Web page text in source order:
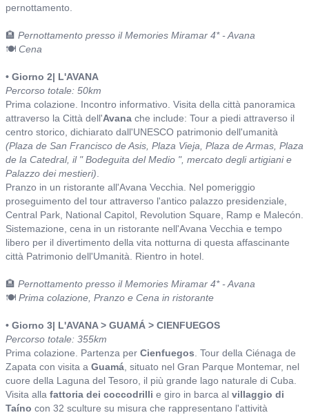
pernottamento.
🏨 Pernottamento presso il Memories Miramar 4* - Avana
🍽️ Cena
• Giorno 2| L'AVANA
Percorso totale: 50km
Prima colazione. Incontro informativo. Visita della città panoramica
attraverso la Città dell'Avana che include: Tour a piedi attraverso il
centro storico, dichiarato dall'UNESCO patrimonio dell'umanità
(Plaza de San Francisco de Asis, Plaza Vieja, Plaza de Armas, Plaza
de la Catedral, il " Bodeguita del Medio ", mercato degli artigiani e
Palazzo dei mestieri)
Pranzo in un ristorante all'Avana Vecchia. Nel pomeriggio
proseguimento del tour attraverso l'antico palazzo presidenziale,
Central Park, National Capitol, Revolution Square, Ramp e Malecón.
Sistemazione, cena in un ristorante nell'Avana Vecchia e tempo
libero per il divertimento della vita notturna di questa affascinante
città Patrimonio dell'Umanità. Rientro in hotel.
🏨 Pernottamento presso il Memories Miramar 4* - Avana
🍽️ Prima colazione, Pranzo e Cena in ristorante
• Giorno 3| L'AVANA > GUAMÁ > CIENFUEGOS
Percorso totale: 355km
Prima colazione. Partenza per Cienfuegos . Tour della Ciénaga de
Zapata con visita a Guamá , situato nel Gran Parque Montemar, nel
cuore della Laguna del Tesoro, il più grande lago naturale di Cuba.
Visita alla fattoria dei coccodrilli e giro in barca al villaggio di
Taíno con 32 sculture su misura che rappresentano l'attività